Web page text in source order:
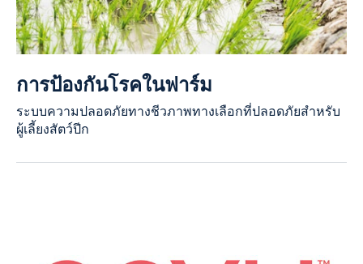
การป้องกันโรคในฟาร์ม
ระบบความปลอดภัยทางชีวภาพทางเลือกที่ปลอดภัยสำหรับ
ผู้เลี้ยงสัตว์ปีก